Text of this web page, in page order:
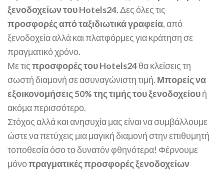
ξενοδοχείων του Hotels24. Δες όλες τις
προσφορές από ταξιδιωτικά γραφεία, από
ξενοδοχεία αλλά και πλατφόρμες για κράτηση σε
πραγματικό χρόνο.
Με τιςπροσφορές του Hotels24θα κλείσεις τη
σωστή διαμονή σε ασυναγώνιστη τιμή. Μπορείς να
εξοικονομήσεις 50% της τιμής του ξενοδοχείουή
ακόμα περισσότερο.
Στόχος αλλά και ανησυχία μας είναι να συμβάλλουμε
ώστε να πετύχεις μια μαγική διαμονή στην επιθυμητή
τοποθεσία όσο το δυνατόν φθηνότερα! Φέρνουμε
μόνοπραγματικές προσφορές ξενοδοχείων